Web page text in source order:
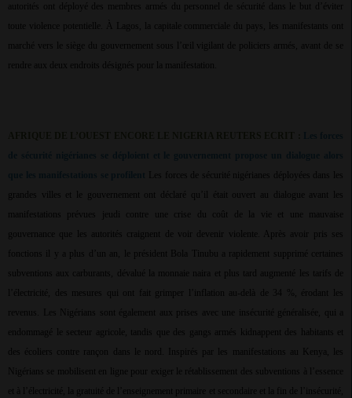
autorités ont déployé des membres armés du personnel de sécurité dans le but d’éviter
toute violence potentielle. À Lagos, la capitale commerciale du pays, les manifestants ont
marché vers le siège du gouvernement sous l’œil vigilant de policiers armés, avant de se
rendre aux deux endroits désignés pour la manifestation.
Les forces de sécurité nigérianes déployées dans les
grandes villes et le gouvernement ont déclaré qu’il était ouvert au dialogue avant les
manifestations prévues jeudi contre une crise du coût de la vie et une mauvaise
gouvernance que les autorités craignent de voir devenir violente. Après avoir pris ses
fonctions il y a plus d’un an, le président Bola Tinubu a rapidement supprimé certaines
subventions aux carburants, dévalué la monnaie naira et plus tard augmenté les tarifs de
l’électricité, des mesures qui ont fait grimper l’inflation au-delà de 34 %, érodant les
revenus. Les Nigérians sont également aux prises avec une insécurité généralisée, qui a
endommagé le secteur agricole, tandis que des gangs armés kidnappent des habitants et
des écoliers contre rançon dans le nord. Inspirés par les manifestations au Kenya, les
Nigérians se mobilisent en ligne pour exiger le rétablissement des subventions à l’essence
et à l’électricité, la gratuité de l’enseignement primaire et secondaire et la fin de l’insécurité,